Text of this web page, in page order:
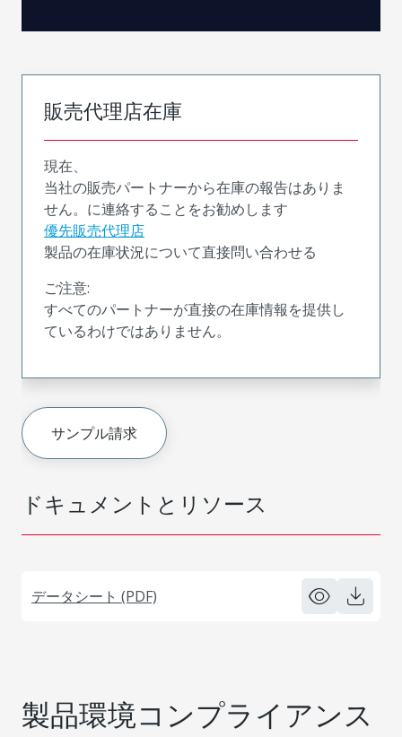
ドキュメントとリソース
データシート (PDF)
販売代理店在庫
現在、
当社の販売パートナーから在庫の報告はありま
せん。に連絡することをお勧めします
優先販売代理店
製品の在庫状況について直接問い合わせる
ご注意:
すべてのパートナーが直接の在庫情報を提供し
ているわけではありません。
サンプル請求
製品環境コンプライアンス